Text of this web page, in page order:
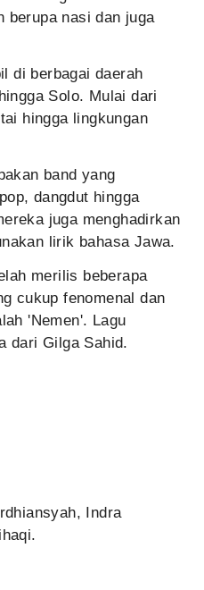
berupa nasi dan juga
di berbagai daerah
Solo. Mulai dari
hingga lingkungan
band yang
dangdut hingga
juga menghadirkan
lirik bahasa Jawa.
merilis beberapa
cukup fenomenal dan
'Nemen'. Lagu
dari Gilga Sahid.
Indra